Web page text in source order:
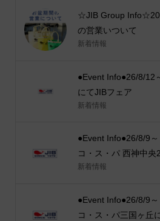
☆JIB Group
の営業いついて
新着情報
●Event Info●26/8/12
にてJIBフェア
新着情報
●Event Info●26/8/9
コ・ス・パ 西神中央
新着情報
●Event Info●26/8/9
コ・ス・パ三国ヶ丘